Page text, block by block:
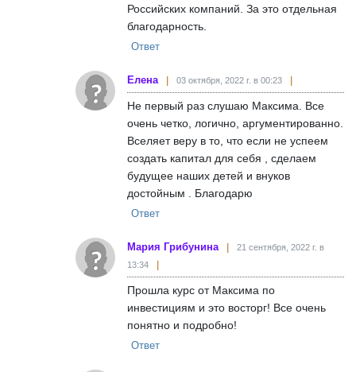
Российских компаний. За это отдельная
благодарность.
Ответ
Елена 03 октября, 2022 г. в 00:23
Не первый раз слушаю Максима. Все
очень четко, логично, аргументированно.
Вселяет веру в то, что если не успеем
создать капитал для себя , сделаем
будущее наших детей и внуков
достойным . Благодарю
Ответ
Мария Грибунина
21 сентября, 2022 г. в
13:34
Прошла курс от Максима по
инвестициям и это восторг! Все очень
понятно и подробно!
Ответ